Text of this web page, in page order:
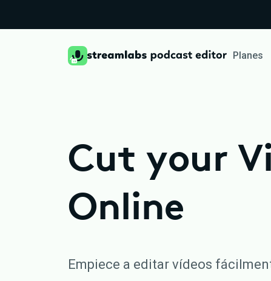
Planes
Cut your
Online
Empiece a editar vídeos